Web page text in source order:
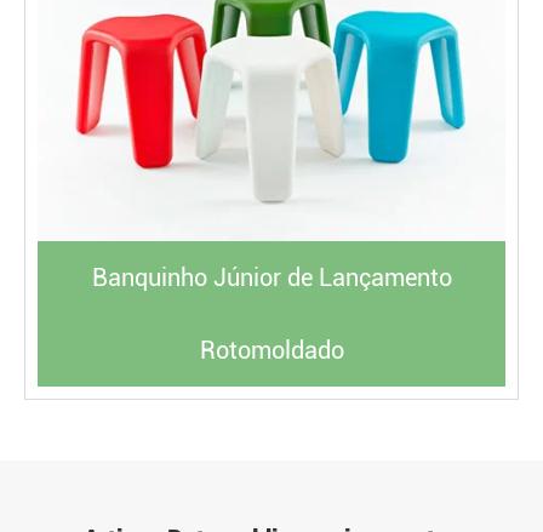
Banquinho Júnior de Lançamento
Rotomoldado